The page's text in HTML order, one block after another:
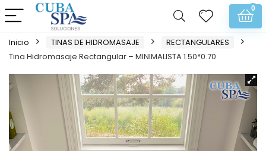
0
Inicio TINAS DE HIDROMASAJE
RECTANGULARES
Tina Hidromasaje Rectangular – MINIMALISTA 1.50*0.70